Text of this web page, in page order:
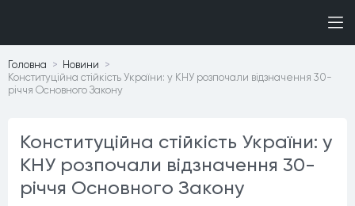
Головна
Новини
Конституційна стійкість України: у КНУ розпочали відзначення 30-
річчя Основного Закону
Конституційна стійкість України: у
КНУ розпочали відзначення 30-
річчя Основного Закону